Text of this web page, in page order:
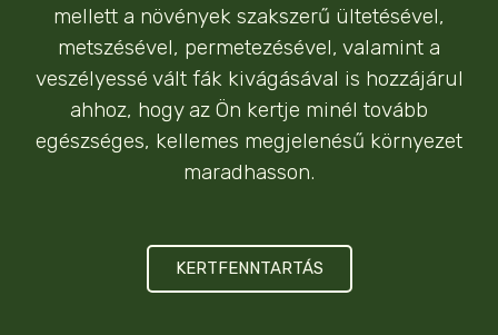
mellett a növények szakszerű ültetésével,
metszésével, permetezésével, valamint a
veszélyessé vált fák kivágásával is hozzájárul
ahhoz, hogy az Ön kertje minél tovább
egészséges, kellemes megjelenésű környezet
maradhasson.
KERTFENNTARTÁS